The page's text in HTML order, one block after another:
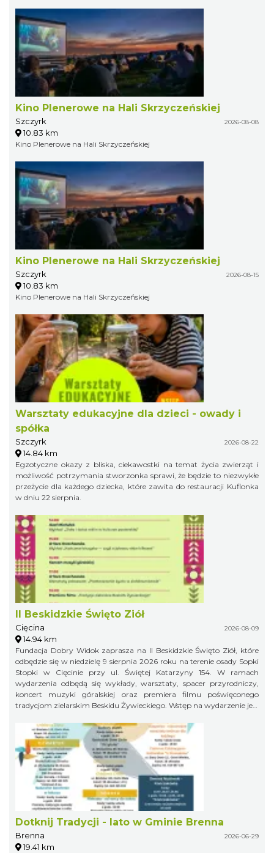
Kino Plenerowe na Hali Skrzyczeńskiej
Szczyrk 2026-08-08
10.83 km
Kino Plenerowe na Hali Skrzyczeńskiej
Kino Plenerowe na Hali Skrzyczeńskiej
Szczyrk 2026-08-15
10.83 km
Kino Plenerowe na Hali Skrzyczeńskiej
Warsztaty edukacyjne dla dzieci - owady i
spółka
Szczyrk 2026-08-22
14.84 km
Egzotyczne okazy z bliska, ciekawostki na temat życia zwierząt i
możliwość potrzymania stworzonka sprawi, że będzie to niezwykłe
przeżycie dla każdego dziecka, które zawita do restauracji Kuflonka
w dniu 22 sierpnia.
II Beskidzkie Święto Ziół
Cięcina 2026-08-09
14.94 km
Fundacja Dobry Widok zaprasza na II Beskidzkie Święto Ziół, które
odbędzie się w niedzielę 9 sierpnia 2026 roku na terenie osady Sopki
Stopki w Cięcinie przy ul. Świętej Katarzyny 154. W ramach
wydarzenia odbędą się wykłady, warsztaty, spacer przyrodniczy,
koncert muzyki góralskiej oraz premiera filmu poświęconego
tradycjom zielarskim Beskidu Żywieckiego. Wstęp na wydarzenie jest
Dotknij Tradycji - lato w Gminie Brenna
Brenna 2026-06-29
19.41 km